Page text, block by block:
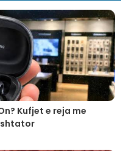
Kufjet e reja me
shtator